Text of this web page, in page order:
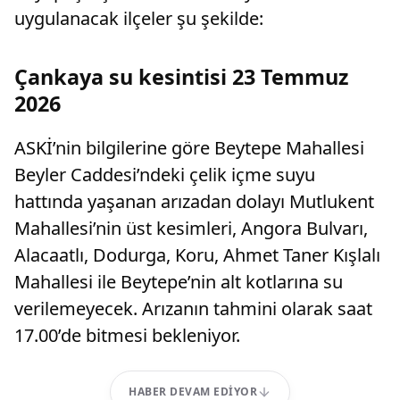
uygulanacak ilçeler şu şekilde:
Çankaya su kesintisi 23 Temmuz
2026
ASKİ’nin bilgilerine göre Beytepe Mahallesi
Beyler Caddesi’ndeki çelik içme suyu
hattında yaşanan arızadan dolayı Mutlukent
Mahallesi’nin üst kesimleri, Angora Bulvarı,
Alacaatlı, Dodurga, Koru, Ahmet Taner Kışlalı
Mahallesi ile Beytepe’nin alt kotlarına su
verilemeyecek. Arızanın tahmini olarak saat
17.00’de bitmesi bekleniyor.
HABER DEVAM EDIYOR